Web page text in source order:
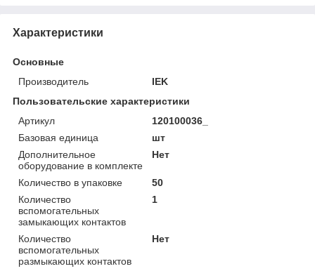
Характеристики
Основные
Производитель
IEK
Пользовательские характеристики
Артикул
120100036_
Базовая единица
шт
Дополнительное
оборудование в комплекте
Нет
Количество в упаковке
50
Количество
вспомогательных
замыкающих контактов
1
Количество
вспомогательных
размыкающих контактов
Нет